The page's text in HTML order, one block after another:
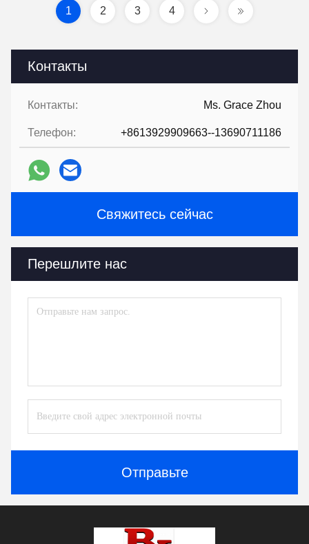
Контакты
Контакты: Ms. Grace Zhou
Телефон: +8613929909663--13690711186
Свяжитесь сейчас
Перешлите нас
Отправьте
1 2 3 4